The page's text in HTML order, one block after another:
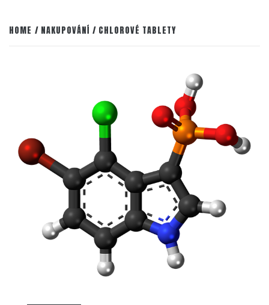
HOME NAKUPOVÁNÍ CHLOROVÉ TABLETY